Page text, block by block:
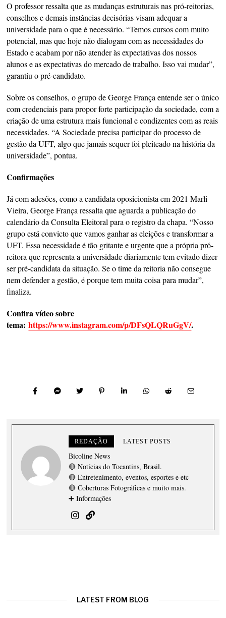
O professor ressalta que as mudanças estruturais nas pró-reitorias,
conselhos e demais instâncias decisórias visam adequar a
universidade para o que é necessário. “Temos cursos com muito
potencial, mas que hoje não dialogam com as necessidades do
Estado e acabam por não atender às expectativas dos nossos
alunos e as expectativas do mercado de trabalho. Isso vai mudar”,
garantiu o pré-candidato.
Sobre os conselhos, o grupo de George França entende ser o único
com credenciais para propor forte participação da sociedade, com a
criação de uma estrutura mais funcional e condizentes com as reais
necessidades. “A Sociedade precisa participar do processo de
gestão da UFT, algo que jamais sequer foi pleiteado na história da
universidade”, pontua.
Confirmações
Já com adesões, como a candidata oposicionista em 2021 Marli
Vieira, George França ressalta que aguarda a publicação do
calendário da Consulta Eleitoral para o registro da chapa. “Nosso
grupo está convicto que vamos ganhar as eleições e transformar a
UFT. Essa necessidade é tão gritante e urgente que a própria pró-
reitora que representa a universidade diariamente tem evitado dizer
ser pré-candidata da situação. Se o time da reitoria não consegue
nem defender a gestão, é porque tem muita coisa para mudar”,
finaliza.
Confira vídeo sobre
tema:https://www.instagram.com/p/DFsQLQRuGgV/.
REDAÇÃO LATEST POSTS
Bicoline News
🔴 Notícias do Tocantins, Brasil.
🔴 Entretenimento, eventos, esportes e etc
🔴 Coberturas Fotográficas e muito mais.
➕ Informações
LATEST FROM BLOG